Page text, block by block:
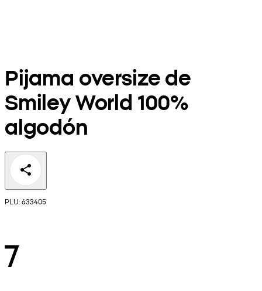
Pijama oversize de
Smiley World 100%
algodón
PLU: 633405
7